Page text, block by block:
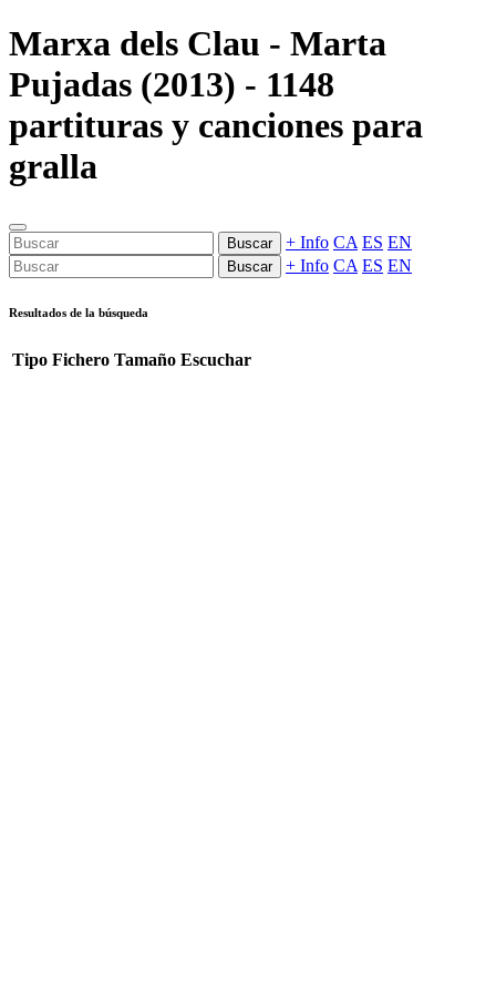
Marxa dels Clau - Marta
Pujadas (2013) - 1148
partituras y canciones para
gralla
Buscar + Info CA ES EN
Buscar + Info CA ES EN
Resultados de la búsqueda
Tipo Fichero Tamaño Escuchar